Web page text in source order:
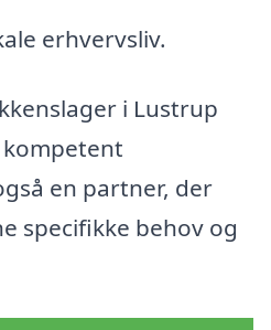
erhvervsliv.
i Lustrup
en partner, der
specifikke behov og